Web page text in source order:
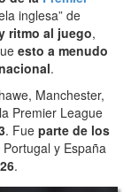
inglesa” de
ritmo al juego,
esto a menudo
.
Manchester,
Premier League
. Fue parte de los
y España
.